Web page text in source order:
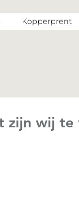
Kopperprent
zijn wij te